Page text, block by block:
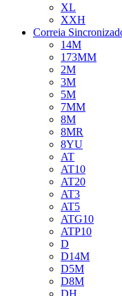
XL
XXH
Correia
14M
173MM
2M
3M
5M
7MM
8M
8MR
8YU
AT
AT10
AT20
AT3
AT5
ATG10
ATP10
D
D14M
D5M
D8M
DH